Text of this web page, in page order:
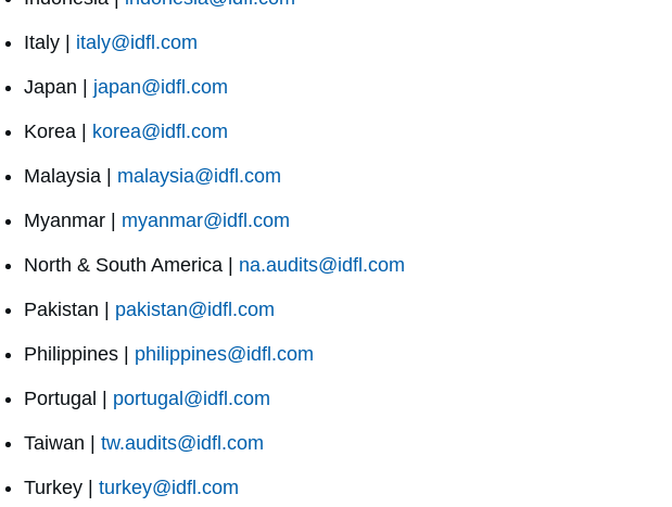
Italy | italy@idfl.com
Japan | japan@idfl.com
Korea | korea@idfl.com
Malaysia | malaysia@idfl.com
Myanmar | myanmar@idfl.com
North & South America | na.audits@idfl.com
Pakistan | pakistan@idfl.com
Philippines | philippines@idfl.com
Portugal | portugal@idfl.com
Taiwan | tw.audits@idfl.com
Turkey | turkey@idfl.com